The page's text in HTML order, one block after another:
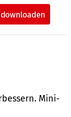
Mini-